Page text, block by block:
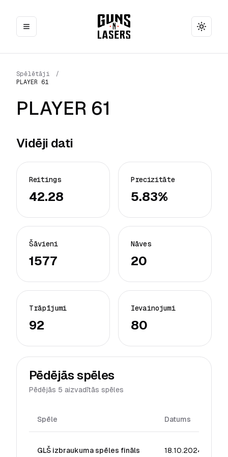
Toggle
Spēlētāji
/
PLAYER 61
PLAYER 61
Vidēji dati
Reitings
42.28
Precizitāte
5.83%
Šāvieni
1577
Nāves
20
Trāpījumi
92
Ievainojumi
80
Pēdējās spēles
Pēdējās 5 aizvadītās spēles
Spēle Datums
GLŠ izbraukuma spēles fināls 18.10.2024